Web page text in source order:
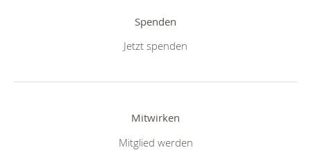
Spenden
Jetzt spenden
Mitwirken
Mitglied werden